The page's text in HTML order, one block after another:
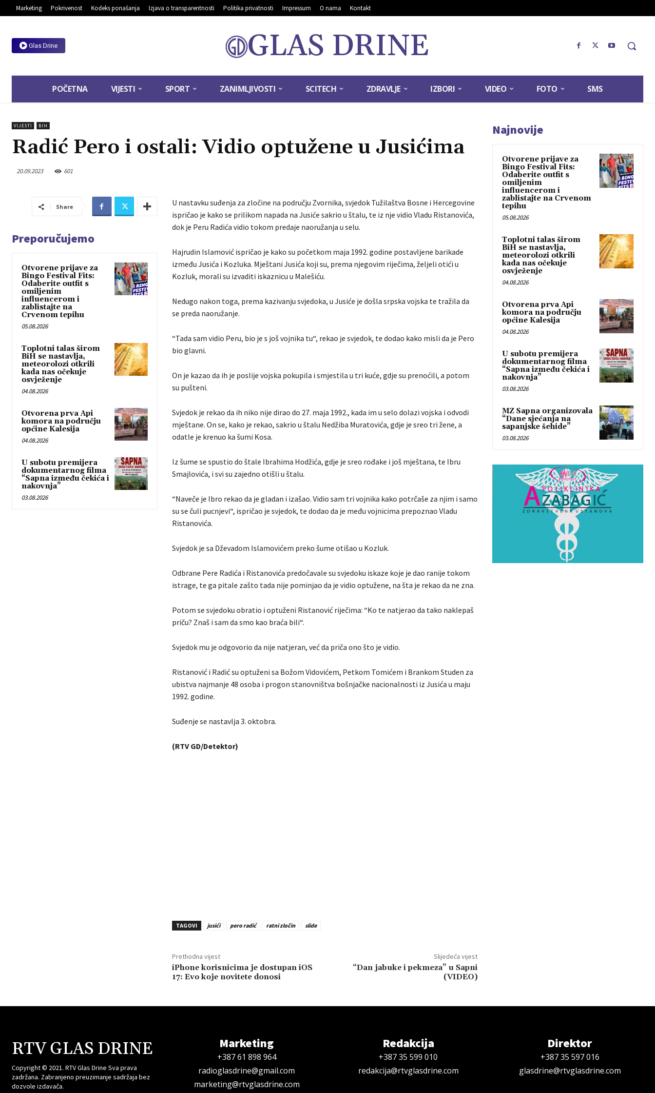
Marketing Pokrivenost Kodeks ponašanja Izjava o transparentnosti Politika privatnosti Impressum O nama Kontakt
Glas Drine GLAS DRINE
POČETNA VIJESTI SPORT ZANIMLJIVOSTI SCITECH ZDRAVLJE IZBORI VIDEO FOTO SMS
VIJESTI BIH
Radić Pero i ostali: Vidio optužene u Jusićima
20.09.2023 601
Share
Preporučujemo
Otvorene prijave za
Bingo Festival Fits:
Odaberite outfit s
omiljenim
influencerom i
zablistajte na
Crvenom tepihu
05.08.2026
Toplotni talas širom
BiH se nastavlja,
meteorolozi otkrili
kada nas očekuje
osvježenje
04.08.2026
Otvorena prva Api
komora na području
općine Kalesija
04.08.2026
U subotu premijera
dokumentarnog filma
“Sapna između čekića i
nakovnja”
03.08.2026
U nastavku suđenja za zločine na području Zvornika, svjedok Tužilaštva Bosne i Hercegovine
ispričao je kako se prilikom napada na Jusiće sakrio u štalu, te iz nje vidio Vladu Ristanovića,
dok je Peru Radića vidio tokom predaje naoružanja u selu.
Hajrudin Islamović ispričao je kako su početkom maja 1992. godine postavljene barikade
između Jusića i Kozluka. Mještani Jusića koji su, prema njegovim riječima, željeli otići u
Kozluk, morali su izvaditi iskaznicu u Malešiću.
Nedugo nakon toga, prema kazivanju svjedoka, u Jusiće je došla srpska vojska te tražila da
se preda naoružanje.
“Tada sam vidio Peru, bio je s još vojnika tu“, rekao je svjedok, te dodao kako misli da je Pero
bio glavni.
On je kazao da ih je poslije vojska pokupila i smjestila u tri kuće, gdje su prenoćili, a potom
su pušteni.
Svjedok je rekao da ih niko nije dirao do 27. maja 1992., kada im u selo dolazi vojska i odvodi
mještane. On se, kako je rekao, sakrio u štalu Nedžiba Muratovića, gdje je sreo tri žene, a
odatle je krenuo ka šumi Kosa.
Iz šume se spustio do štale Ibrahima Hodžića, gdje je sreo rođake i još mještana, te Ibru
Smajlovića, i svi su zajedno otišli u štalu.
“Naveče je Ibro rekao da je gladan i izašao. Vidio sam tri vojnika kako potrčaše za njim i samo
su se čuli pucnjevi“, ispričao je svjedok, te dodao da je među vojnicima prepoznao Vladu
Ristanovića.
Svjedok je sa Dževadom Islamovićem preko šume otišao u Kozluk.
Odbrane Pere Radića i Ristanovića predočavale su svjedoku iskaze koje je dao ranije tokom
istrage, te ga pitale zašto tada nije pominjao da je vidio optužene, na šta je rekao da ne zna.
Potom se svjedoku obratio i optuženi Ristanović riječima: “Ko te natjerao da tako naklepaš
priču? Znaš i sam da smo kao braća bili“.
Svjedok mu je odgovorio da nije natjeran, već da priča ono što je vidio.
Ristanović i Radić su optuženi sa Božom Vidovićem, Petkom Tomićem i Brankom Studen za
ubistva najmanje 48 osoba i progon stanovništva bošnjačke nacionalnosti iz Jusića u maju
1992. godine.
Suđenje se nastavlja 3. oktobra.
(RTV GD/Detektor)
TAGOVI jusići pero radić ratni zločin slide
Prethodna vijest
iPhone korisnicima je dostupan iOS
17: Evo koje novitete donosi
Slijedeća vijest
“Dan jabuke i pekmeza” u Sapni
(VIDEO)
Najnovije
Otvorene prijave za
Bingo Festival Fits:
Odaberite outfit s
omiljenim
influencerom i
zablistajte na Crvenom
tepihu
05.08.2026
Toplotni talas širom
BiH se nastavlja,
meteorolozi otkrili
kada nas očekuje
osvježenje
04.08.2026
Otvorena prva Api
komora na području
općine Kalesija
04.08.2026
U subotu premijera
dokumentarnog filma
“Sapna između čekića i
nakovnja”
03.08.2026
MZ Sapna organizovala
“Dane sjećanja na
sapanjske šehide”
03.08.2026
RTV GLAS DRINE
Copyright © 2021. RTV Glas Drine Sva prava
zadržana. Zabranjeno preuzimanje sadržaja bez
dozvole izdavača.
Marketing
+387 61 898 964
radioglasdrine@gmail.com
marketing@rtvglasdrine.com
Redakcija
+387 35 599 010
redakcija@rtvglasdrine.com
Direktor
+387 35 597 016
glasdrine@rtvglasdrine.com